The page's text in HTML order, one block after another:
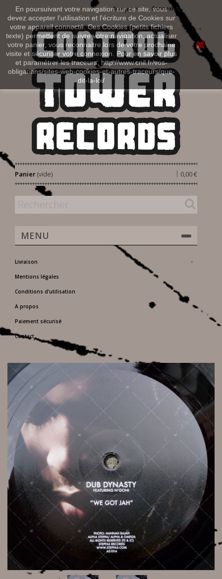
En poursuivant votre navigation sur ce site, vous
devez accepter l’utilisation et l'écriture de Cookies sur
votre appareil connecté. Ces Cookies (petits fichiers
texte) permettent de suivre votre navigation, actualiser
votre panier, vous reconnaitre lors de votre prochaine
visite et sécuriser votre connexion. Pour en savoir plus
et paramétrer les traceurs: http://www.cnil.fr/vos-
obligations/sites-web-cookies-et-autres-traceurs/que-
dit-la-loi/
Connexion
Français
Panier 0,00 €
|
(vide)
MENU
Livraison
Mentions légales
Conditions d'utilisation
A propos
Paiement sécurisé
Contact